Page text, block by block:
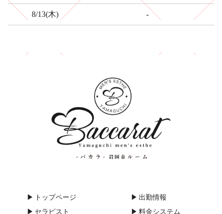
8/13(木) -
トップページ
出勤情報
セラピスト
料金システム